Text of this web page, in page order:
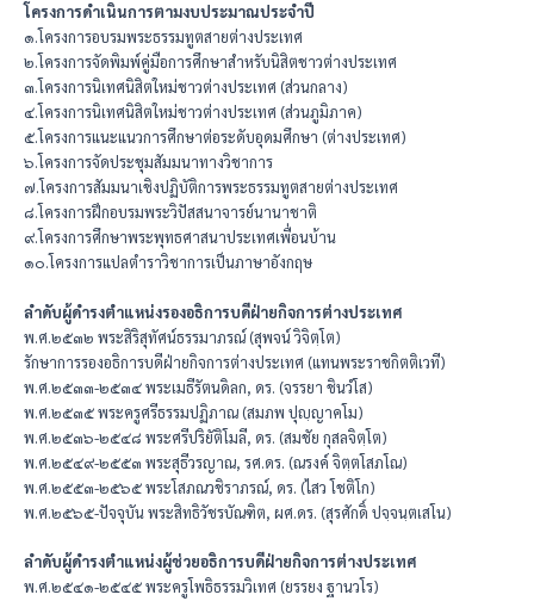
โครงการดำเนินการตามงบประมาณประจำปี
๑.โครงการอบรมพระธรรมทูตสายต่างประเทศ
๒.โครงการจัดพิมพ์คู่มือการศึกษาสำหรับนิสิตชาวต่างประเทศ
๓.โครงการนิเทศนิสิตใหม่ชาวต่างประเทศ (ส่วนกลาง)
๔.โครงการนิเทศนิสิตใหม่ชาวต่างประเทศ (ส่วนภูมิภาค)
๕.โครงการแนะแนวการศึกษาต่อระดับอุดมศึกษา (ต่างประเทศ)
๖.โครงการจัดประชุมสัมมนาทางวิชาการ
๗.โครงการสัมมนาเชิงปฏิบัติการพระธรรมทูตสายต่างประเทศ
๘.โครงการฝึกอบรมพระวิปัสสนาจารย์นานาชาติ
๙.โครงการศึกษาพระพุทธศาสนาประเทศเพื่อนบ้าน
๑๐.โครงการแปลตำราวิชาการเป็นภาษาอังกฤษ
ลำดับผู้ดำรงตำแหน่งรองอธิการบดีฝ่ายกิจการต่างประเทศ
พ.ศ.๒๕๓๒ พระสิริสุทัศน์ธรรมาภรณ์ (สุพจน์ วิจิตฺโต)
รักษาการรองอธิการบดีฝ่ายกิจการต่างประเทศ (แทนพระราชกิตติเวที)
พ.ศ.๒๕๓๓-๒๕๓๔ พระเมธีรัตนดิลก, ดร. (จรรยา ชินวํโส)
พ.ศ.๒๕๓๕ พระครูศรีธรรมปฏิภาณ (สมภพ ปุญฺญาคโม)
พ.ศ.๒๕๓๖-๒๕๔๘ พระศรีปริยัติโมลี, ดร. (สมชัย กุสลจิตฺโต)
พ.ศ.๒๕๔๙-๒๕๕๓ พระสุธีวรญาณ, รศ.ดร. (ณรงค์ จิตฺตโสภโณ)
พ.ศ.๒๕๕๓-๒๕๖๕ พระโสภณวชิราภรณ์, ดร. (ไสว โชติโก)
พ.ศ.๒๕๖๕-ปัจจุบัน พระสิทธิวัชรบัณฑิต, ผศ.ดร. (สุรศักดิ์ ปจฺจนฺตเสโน)
ลำดับผู้ดำรงตำแหน่งผู้ช่วยอธิการบดีฝ่ายกิจการต่างประเทศ
พ.ศ.๒๕๔๑-๒๕๔๕ พระครูโพธิธรรมวิเทศ (ยรรยง ฐานวโร)